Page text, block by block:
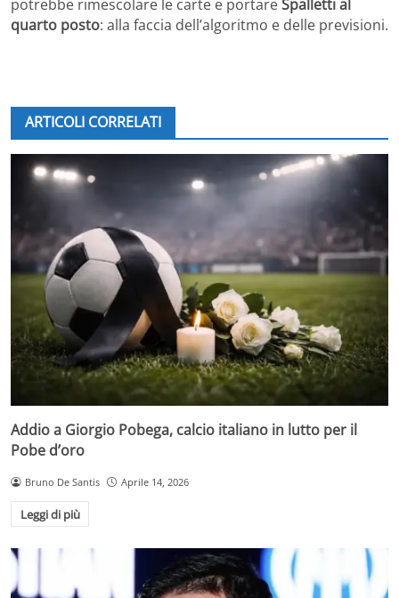
potrebbe rimescolare le carte e portareSpalletti al
quarto posto: alla faccia dell’algoritmo e delle previsioni.
ARTICOLI CORRELATI
Addio a Giorgio Pobega, calcio italiano in lutto per il
Pobe d’oro
Bruno De Santis Aprile 14, 2026
Leggi di più